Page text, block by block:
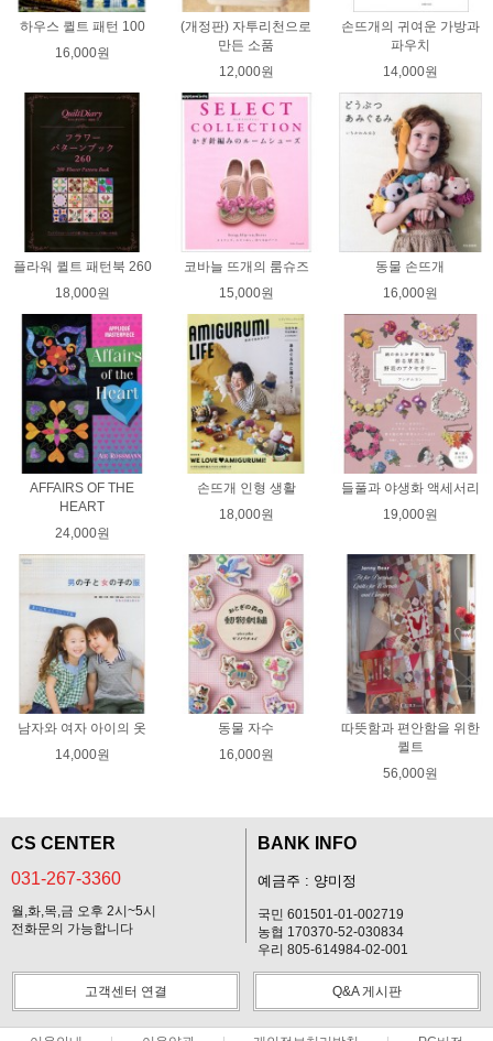
하우스 퀼트 패턴 100
16,000원
(개정판) 자투리천으로
만든 소품
12,000원
손뜨개의 귀여운 가방과
파우치
14,000원
플라워 퀼트 패턴북 260
18,000원
코바늘 뜨개의 룸슈즈
15,000원
동물 손뜨개
16,000원
AFFAIRS OF THE
HEART
24,000원
손뜨개 인형 생활
18,000원
들풀과 야생화 액세서리
19,000원
남자와 여자 아이의 옷
14,000원
동물 자수
16,000원
따뜻함과 편안함을 위한
퀼트
56,000원
CS CENTER
031-267-3360
월,화,목,금 오후 2시~5시
전화문의 가능합니다
BANK INFO
예금주 : 양미정
국민 601501-01-002719
농협 170370-52-030834
우리 805-614984-02-001
고객센터 연결 Q&A 게시판